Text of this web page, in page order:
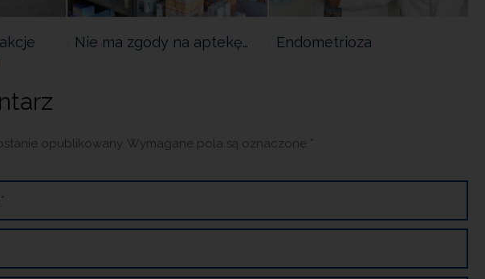
Nie ma zgody na aptekę… Endometrioza
opublikowany. Wymagane pola są oznaczone *